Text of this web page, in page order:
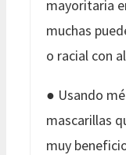
mayoritaria
muchas
o racial con
● Usando
mascarillas
muy